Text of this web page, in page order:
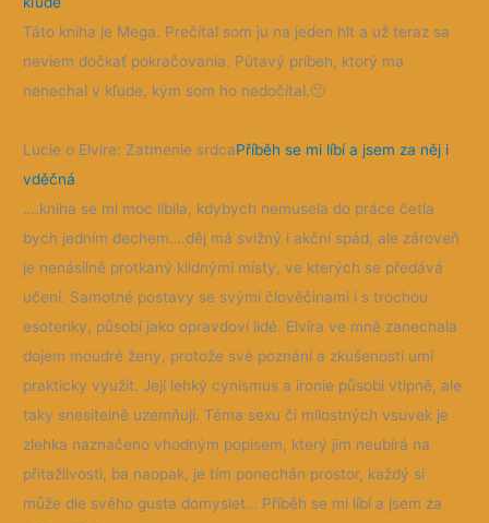
Táto kniha je Mega. Prečítal som ju na jeden hlt a už teraz sa
neviem dočkať pokračovania. Pútavý príbeh, ktorý ma
nenechal v kľude, kým som ho nedočítal.🙂
Lucie o Elvíre: Zatmenie srdcaPříběh se mi líbí a jsem za něj i
vděčná
….kniha se mi moc líbila, kdybych nemusela do práce četla
bych jedním dechem….děj má svižný i akční spád, ale zároveň
je nenásilně protkaný klidnými místy, ve kterých se předává
učení. Samotné postavy se svými člověčinami i s trochou
esoteriky, působí jako opravdoví lidé. Elvíra ve mně zanechala
dojem moudré ženy, protože své poznání a zkušenosti umí
prakticky využít. Její lehký cynismus a ironie působí vtipně, ale
taky snesitelně uzemňují. Téma sexu či milostných vsuvek je
zlehka naznačeno vhodným popisem, který jim neubírá na
přitažlivosti, ba naopak, je tím ponechán prostor, každý si
může dle svého gusta domyslet… Příběh se mi líbí a jsem za